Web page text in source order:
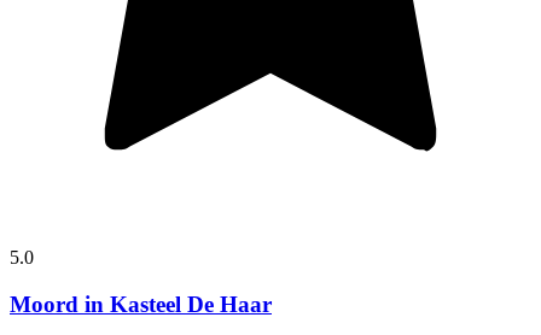
5.0
Moord in Kasteel De Haar